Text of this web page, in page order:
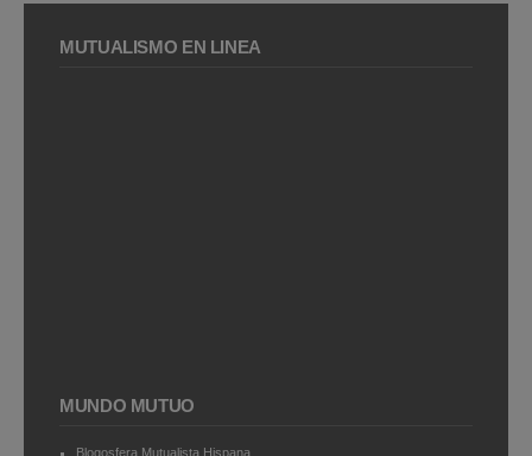
MUTUALISMO EN LÍNEA
MUNDO MUTUO
Blogosfera Mutualista Hispana